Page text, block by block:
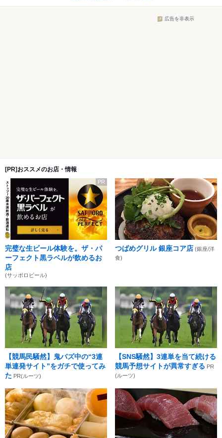
広告を非表示
[PR]おススメのお店・情報
PR
完璧な生ビール体験を。ザ・パ
ーフェクト黒ラベルが飲めるお
店
(サッポロビール)
つばめグリル 銀座コア店 (銀座/洋
食)
【競馬民騒然】鬼バズ中の“3連
単連発サイト”をガチで使ってみ
た PR(ルーツ)
【SNS騒然】3連単を当て続ける
競馬予想サイトが異常すぎる PR
(ルーツ)